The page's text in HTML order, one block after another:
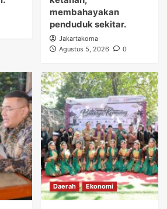
membahayakan
penduduk sekitar.
Jakartakoma
Agustus 5, 2026
0
Daerah Ekonomi